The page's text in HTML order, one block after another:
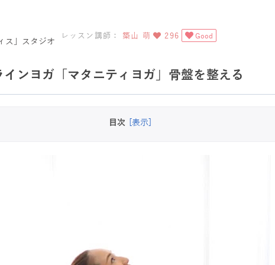
ス」スタジオ
レッスン講師： 築山 萌 296 Good
インヨガ「マタニティヨガ」骨盤を整える
目次 [表示]